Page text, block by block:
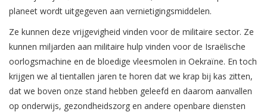
planeet wordt uitgegeven aan vernietigingsmiddelen.
Ze kunnen deze vrijgevigheid vinden voor de militaire sector. Ze
kunnen miljarden aan militaire hulp vinden voor de Israëlische
oorlogsmachine en de bloedige vleesmolen in Oekraïne. En toch
krijgen we al tientallen jaren te horen dat we krap bij kas zitten,
dat we boven onze stand hebben geleefd en daarom aanvallen
op onderwijs, gezondheidszorg en andere openbare diensten